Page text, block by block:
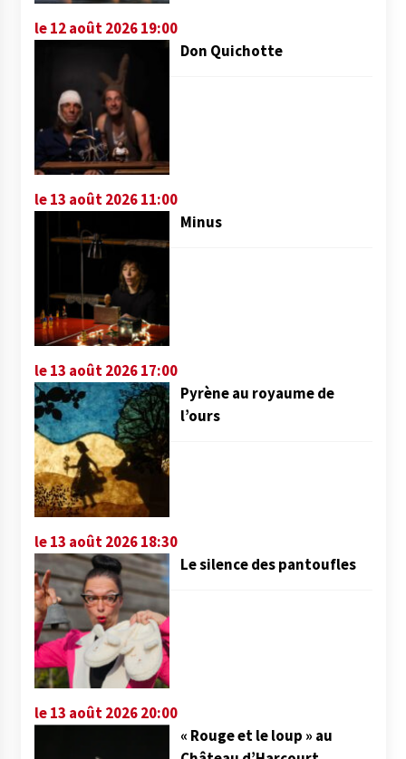
le 12 août 2026 19:00
Don Quichotte
le 13 août 2026 11:00
Minus
le 13 août 2026 17:00
Pyrène au royaume de
l’ours
le 13 août 2026 18:30
Le silence des pantoufles
le 13 août 2026 20:00
« Rouge et le loup » au